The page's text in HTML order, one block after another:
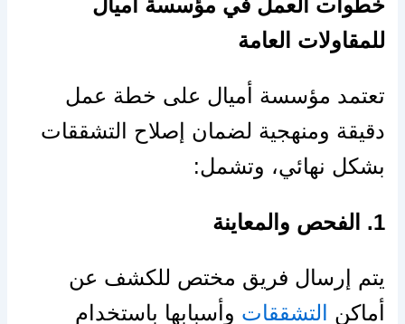
خطوات العمل في مؤسسة أميال
للمقاولات العامة
تعتمد مؤسسة أميال على خطة عمل
دقيقة ومنهجية لضمان إصلاح التشققات
بشكل نهائي، وتشمل:
1. الفحص والمعاينة
يتم إرسال فريق مختص للكشف عن
أماكن
التشققات وأسبابها باستخدام